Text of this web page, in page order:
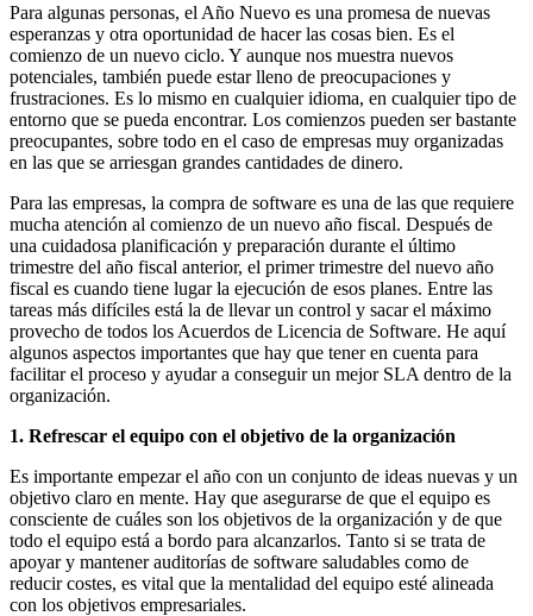
Para algunas personas, el Año Nuevo es una promesa de nuevas
esperanzas y otra oportunidad de hacer las cosas bien. Es el
comienzo de un nuevo ciclo. Y aunque nos muestra nuevos
potenciales, también puede estar lleno de preocupaciones y
frustraciones. Es lo mismo en cualquier idioma, en cualquier tipo de
entorno que se pueda encontrar. Los comienzos pueden ser bastante
preocupantes, sobre todo en el caso de empresas muy organizadas
en las que se arriesgan grandes cantidades de dinero.
Para las empresas, la compra de software es una de las que requiere
mucha atención al comienzo de un nuevo año fiscal. Después de
una cuidadosa planificación y preparación durante el último
trimestre del año fiscal anterior, el primer trimestre del nuevo año
fiscal es cuando tiene lugar la ejecución de esos planes. Entre las
tareas más difíciles está la de llevar un control y sacar el máximo
provecho de todos los Acuerdos de Licencia de Software. He aquí
algunos aspectos importantes que hay que tener en cuenta para
facilitar el proceso y ayudar a conseguir un mejor SLA dentro de la
organización.
1. Refrescar el equipo con el objetivo de la organización
Es importante empezar el año con un conjunto de ideas nuevas y un
objetivo claro en mente. Hay que asegurarse de que el equipo es
consciente de cuáles son los objetivos de la organización y de que
todo el equipo está a bordo para alcanzarlos. Tanto si se trata de
apoyar y mantener auditorías de software saludables como de
reducir costes, es vital que la mentalidad del equipo esté alineada
con los objetivos empresariales.